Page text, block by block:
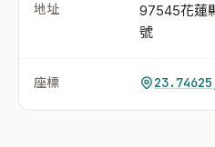
地址
97545花蓮
號
座標